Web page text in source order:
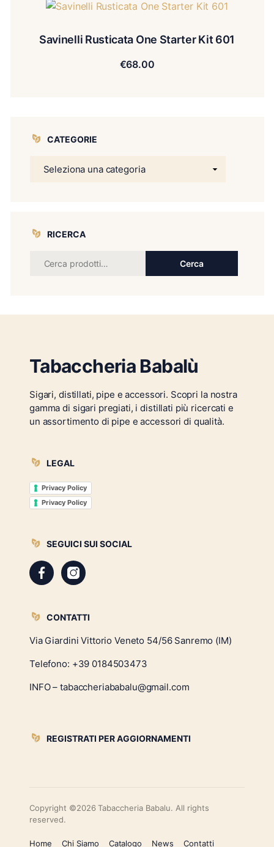
Savinelli Rusticata One Starter Kit 601
€68.00
CATEGORIE
RICERCA
Cerca
Tabaccheria Babalù
Sigari, distillati, pipe e accessori. Scopri la nostra
gamma di sigari pregiati, i distillati più ricercati e
un assortimento di pipe e accessori di qualità.
LEGAL
Privacy Policy
Privacy Policy
SEGUICI SUI SOCIAL
CONTATTI
Via Giardini Vittorio Veneto 54/56 Sanremo (IM)
Telefono: +39 0184503473
INFO – tabaccheriababalu@gmail.com
REGISTRATI PER AGGIORNAMENTI
Copyright ©2026 Tabaccheria Babalu. All rights
reserved.
Home Chi Siamo Catalogo News Contatti